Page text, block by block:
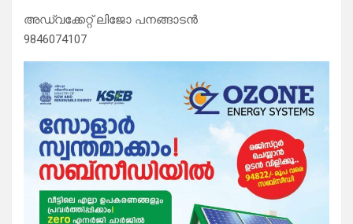
അഡ്വക്കേറ്റ് ലിജോ പനങ്ങാടൻ
9846074107